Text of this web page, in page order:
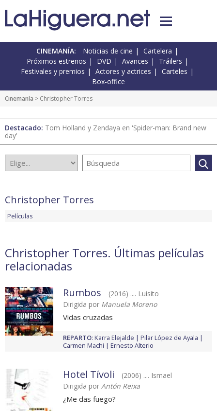
CINEMANÍA: Noticias de cine
Cartelera
Próximos estrenos
DVD Avances
Tráilers
Festivales y premios
Actores y actrices
Carteles
Box-office
Cinemanía > Christopher Torres
Destacado: Tom Holland y Zendaya en 'Spider-man: Brand new
day'
Christopher Torres
Películas
Christopher Torres. Últimas películas
relacionadas
Rumbos
(2016) .... Luisito
Dirigida por Manuela Moreno
Vidas cruzadas
REPARTO: Karra Elejalde
Pilar López de Ayala
Carmen Machi
Ernesto Alterio
Hotel Tívoli
(2006) .... Ismael
Dirigida por Antón Reixa
¿Me das fuego?